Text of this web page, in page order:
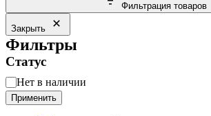
Фильтрация товаров
Закрыть
Фильтры
Статус
Статус
Нет в наличии
Применить